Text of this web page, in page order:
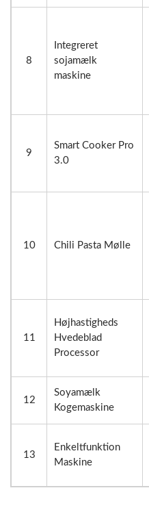
8
Integreret
sojamælk
maskine
9
Smart Cooker Pro
3.0
10 Chili Pasta Mølle
11
Højhastigheds
Hvedeblad
Processor
12
Soyamælk
Kogemaskine
13
Enkeltfunktion
Maskine